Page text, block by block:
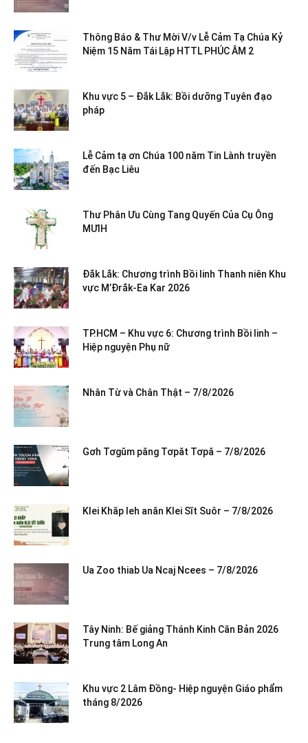
Thông Báo & Thư Mời V/v Lễ Cảm Tạ Chúa Kỷ
Niệm 15 Năm Tái Lập HTTL PHÚC ÂM 2
Khu vực 5 – Đắk Lắk: Bồi dưỡng Tuyên đạo
pháp
Lễ Cảm tạ ơn Chúa 100 năm Tin Lành truyền
đến Bạc Liêu
Thư Phân Ưu Cùng Tang Quyến Của Cụ Ông
MƯIH
Đắk Lắk: Chương trình Bồi linh Thanh niên Khu
vực M’Đrắk-Ea Kar 2026
TP.HCM – Khu vực 6: Chương trình Bồi linh –
Hiệp nguyện Phụ nữ
Nhân Từ và Chân Thật – 7/8/2026
Gơh Tơgŭm păng Tơpăt Tơpă – 7/8/2026
Klei Khăp leh anăn Klei Sĭt Suôr – 7/8/2026
Ua Zoo thiab Ua Ncaj Ncees – 7/8/2026
Tây Ninh: Bế giảng Thánh Kinh Căn Bản 2026
Trung tâm Long An
Khu vực 2 Lâm Đồng- Hiệp nguyện Giáo phẩm
tháng 8/2026